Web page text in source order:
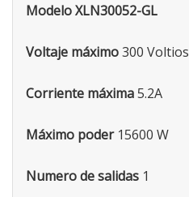
Modelo XLN30052-GL
Voltaje máximo300 Voltios
Corriente máxima5.2A
Máximo poder15600 W
Numero de salidas 1